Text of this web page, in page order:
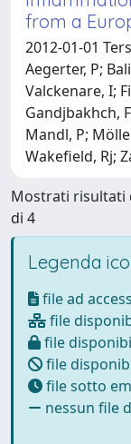
from a
2012-01-01
Aegerter, P;
Valckenare, I;
Gandjbakhch,
Mandl, P;
Wakefield, Rj;
Mostrati risultati
di 4
Legenda
file ad
file
file
file
file sotto
nessun file